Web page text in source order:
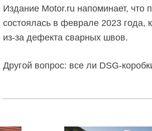
Издание Motor.ru напоминает, что
состоялась в феврале 2023 года,
из-за дефектасварных швов.
Другой вопрос: все ли DSG-